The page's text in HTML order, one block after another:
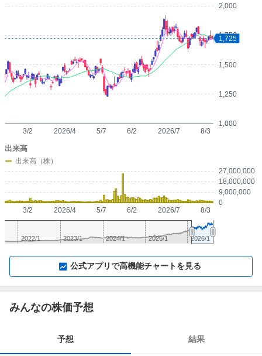
1,000
1,250
1,500
1,750
2,000
2026/4 2026/7
3/2 5/7 6/2 8/3
1,725
0
9,000,000
18,000,000
27,000,000
2026/4 2026/7
3/2 5/7 6/2 8/3
出来高
出来高（株）
2023/1 2025/1
2022/1 2024/1 2026/1
公式アプリで高機能チャートを見る
みんなの株価予想
予想 結果